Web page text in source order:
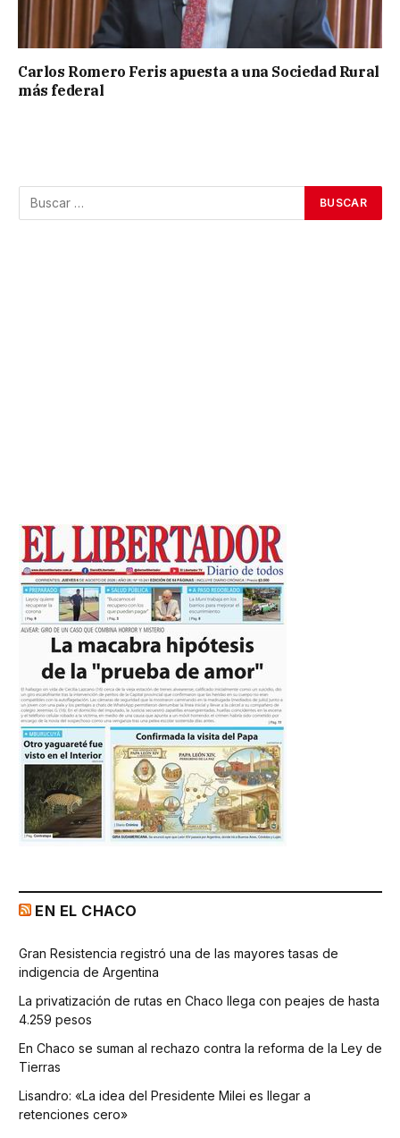
Carlos Romero Feris apuesta a una Sociedad Rural
más federal
EN EL CHACO
Gran Resistencia registró una de las mayores tasas de
indigencia de Argentina
La privatización de rutas en Chaco llega con peajes de hasta
4.259 pesos
En Chaco se suman al rechazo contra la reforma de la Ley de
Tierras
Lisandro: «La idea del Presidente Milei es llegar a
retenciones cero»